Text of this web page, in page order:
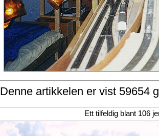
Denne artikkelen er vist 59654
Ett tilfeldig blant 106